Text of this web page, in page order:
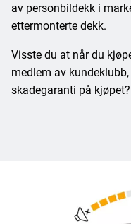
av personbildekk i
ettermonterte dekk.
Visste du at når du
medlem av
skadegaranti på kjøpet?